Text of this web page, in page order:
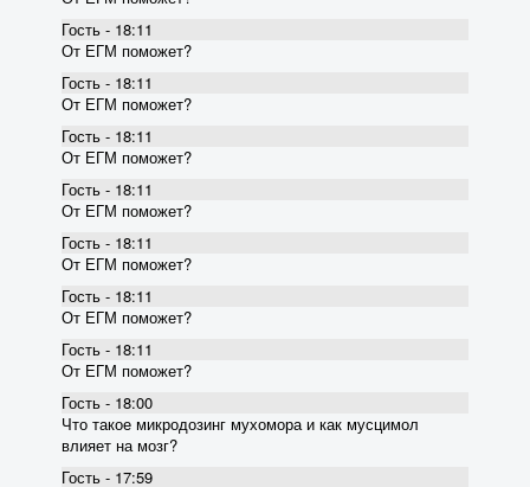
Гость - 18:11
От ЕГМ поможет?
Гость - 18:11
От ЕГМ поможет?
Гость - 18:11
От ЕГМ поможет?
Гость - 18:11
От ЕГМ поможет?
Гость - 18:11
От ЕГМ поможет?
Гость - 18:11
От ЕГМ поможет?
Гость - 18:11
От ЕГМ поможет?
Гость - 18:00
Что такое микродозинг мухомора и как мусцимол
влияет на мозг?
Гость - 17:59